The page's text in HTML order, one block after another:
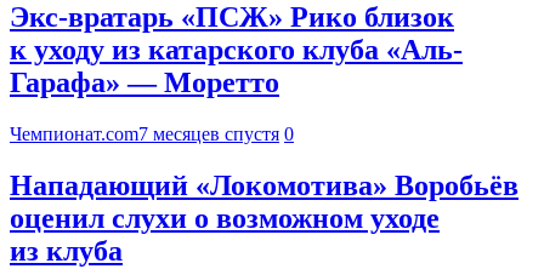
Экс-вратарь «ПСЖ» Рико близок
к уходу из катарского клуба «Аль-
Гарафа» — Моретто
Чемпионат.com7 месяцев спустя 0
Нападающий «Локомотива» Воробьёв
оценил слухи о возможном уходе
из клуба